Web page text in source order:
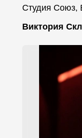
Студия Союз,
Виктория